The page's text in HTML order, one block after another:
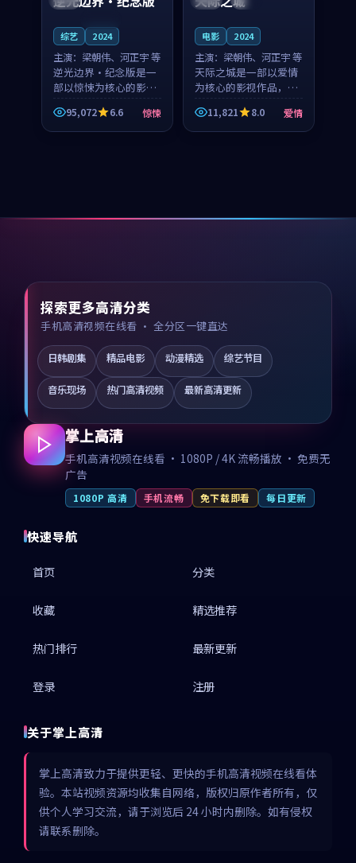
综艺 2024
主演： 梁朝伟、河正宇 等
逆光边界·纪念版是一
部以惊悚为核心的影视
作品，围绕危机、反转
与人物成长展开，整体
节奏紧凑，值得推荐观
95,072 6.6 惊悚
电影 2024
主演： 梁朝伟、河正宇 等
天际之城是一部以爱情
为核心的影视作品，围
绕危机、反转与人物成
长展开，整体节奏紧
凑，值得推荐观看。
11,821 8.0 爱情
探索更多高清分类
手机高清视频在线看 · 全分区一键直达
日韩剧集 精品电影 动漫精选 综艺节目
音乐现场 热门高清视频 最新高清更新
掌上高清
手机高清视频在线看 · 1080P / 4K 流畅播放 · 免费无
广告
1080P 高清 手机流畅 免下载即看 每日更新
快速导航
首页 分类
收藏 精选推荐
热门排行 最新更新
登录 注册
关于掌上高清
掌上高清致力于提供更轻、更快的手机高清视频在线看体
验。本站视频资源均收集自网络，版权归原作者所有，仅
供个人学习交流，请于浏览后 24 小时内删除。如有侵权
请联系删除。